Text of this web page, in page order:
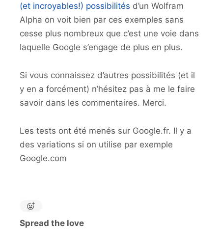
(et incroyables!) possibilités d’un Wolfram
Alpha on voit bien par ces exemples sans
cesse plus nombreux que c’est une voie dans
laquelle Google s’engage de plus en plus.
Si vous connaissez d’autres possibilités (et il
y en a forcément) n’hésitez pas à me le faire
savoir dans les commentaires. Merci.
Les tests ont été menés sur Google.fr. Il y a
des variations si on utilise par exemple
Google.com
Spread the love